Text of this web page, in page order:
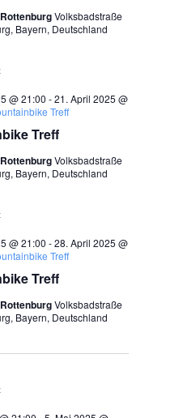
Volksbadstraße
Bayern, Deutschland
Treff
@ 21:00 -21. April 2025 @
Treff
Volksbadstraße
Bayern, Deutschland
Treff
@ 21:00 -28. April 2025 @
Treff
Volksbadstraße
Bayern, Deutschland